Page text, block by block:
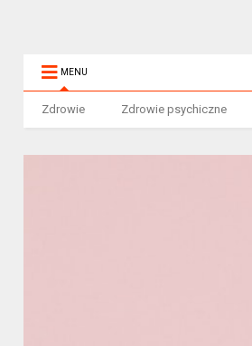
MENU
Zdrowie Zdrowie psychiczne